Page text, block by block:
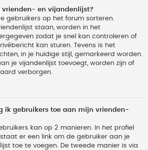
vrienden- en vijandenlijst?
gebruikers op het forum sorteren.
staan, worden in het
zodat je snel kan controleren of
kan sturen. Tevens is het
in je huidige stijl, gemarkeerd worden.
je vijandenlijst toevoegt, worden zijn of
verborgen.
ik gebruikers toe aan mijn vrienden-
kan op 2 manieren. In het profiel
er een link om de gebruiker aan je
toe te voegen. De tweede manier is via